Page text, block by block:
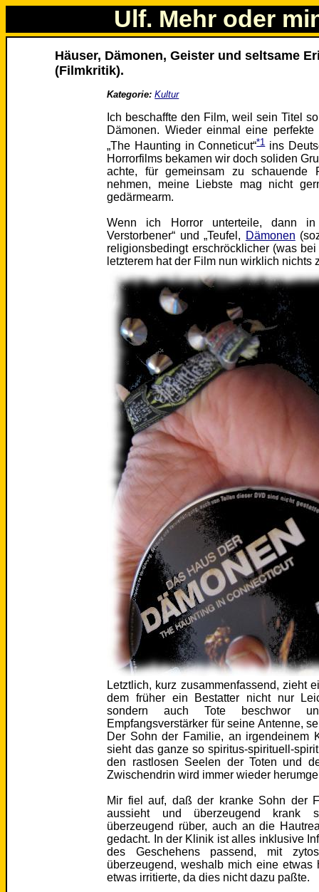
Ulf. Mehr oder
Häuser, Dämonen, Geister und seltsame
(Filmkritik).
Kategorie: Kultur
Ich beschaffte den Film, weil sein Titel
Dämonen. Wieder einmal eine
„The Haunting in Conneticut“*1ins
Horrorfilms bekamen wir doch soliden
achte, für gemeinsam zu
nehmen, meine Liebste mag nicht
gedärmearm.
Wenn ich Horror unterteile, dann
Verstorbener“ und „Teufel, Dämonen
religionsbedingt erschröcklicher (was
letzterem hat der Film nun wirklich nichts
Letztlich, kurz zusammenfassend, zieht
dem früher ein Bestatter nicht nur
sondern auch Tote beschwor
Empfangsverstärker für seine Antenne,
Der Sohn der Familie, an irgendeinem
sieht das ganze so spiritus-spirituell-
den rastlosen Seelen der Toten und
Zwischendrin wird immer wieder
Mir fiel auf, daß der kranke Sohn der
aussieht und überzeugend krank
überzeugend rüber, auch an die
gedacht. In der Klinik ist alles inklusive
des Geschehens passend, mit
überzeugend, weshalb mich eine
etwas irritierte, da dies nicht dazu paßte.